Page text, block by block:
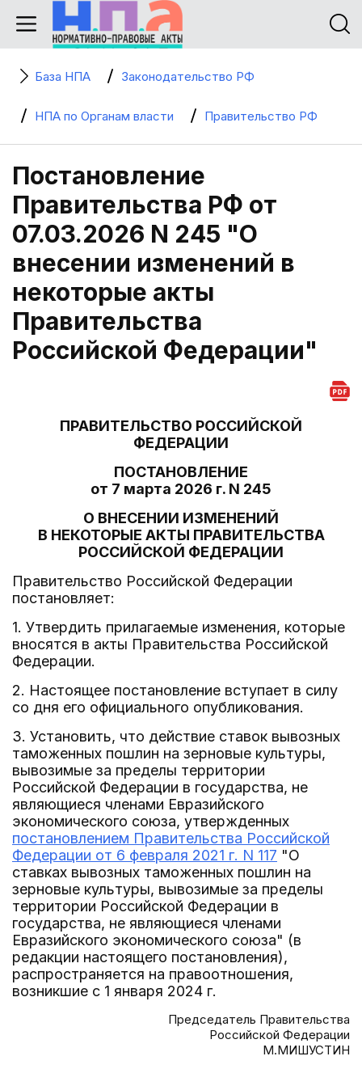
База НПА Законодательство РФ
НПА по Органам власти Правительство РФ
Постановление
Правительства РФ от
07.03.2026 N 245 "О
внесении изменений в
некоторые акты
Правительства
Российской Федерации"
ПРАВИТЕЛЬСТВО РОССИЙСКОЙ
ФЕДЕРАЦИИ
ПОСТАНОВЛЕНИЕ
от 7 марта 2026 г. N 245
О ВНЕСЕНИИ ИЗМЕНЕНИЙ
В НЕКОТОРЫЕ АКТЫ ПРАВИТЕЛЬСТВА
РОССИЙСКОЙ ФЕДЕРАЦИИ
Правительство Российской Федерации
постановляет:
1. Утвердить прилагаемые изменения, которые
вносятся в акты Правительства Российской
Федерации.
2. Настоящее постановление вступает в силу
со дня его официального опубликования.
3. Установить, что действие ставок вывозных
таможенных пошлин на зерновые культуры,
вывозимые за пределы территории
Российской Федерации в государства, не
являющиеся членами Евразийского
экономического союза, утвержденных
постановлением Правительства Российской
Федерации от 6 февраля 2021 г. N 117 "О
ставках вывозных таможенных пошлин на
зерновые культуры, вывозимые за пределы
территории Российской Федерации в
государства, не являющиеся членами
Евразийского экономического союза" (в
редакции настоящего постановления),
распространяется на правоотношения,
возникшие с 1 января 2024 г.
Председатель Правительства
Российской Федерации
М.МИШУСТИН